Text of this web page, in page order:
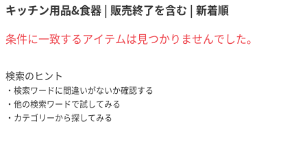
キッチン用品&食器 | 販売終了を含む | 新着順
条件に一致するアイテムは見つかりませんでした。
検索のヒント
検索ワードに間違いがないか確認する
他の検索ワードで試してみる
カテゴリーから探してみる